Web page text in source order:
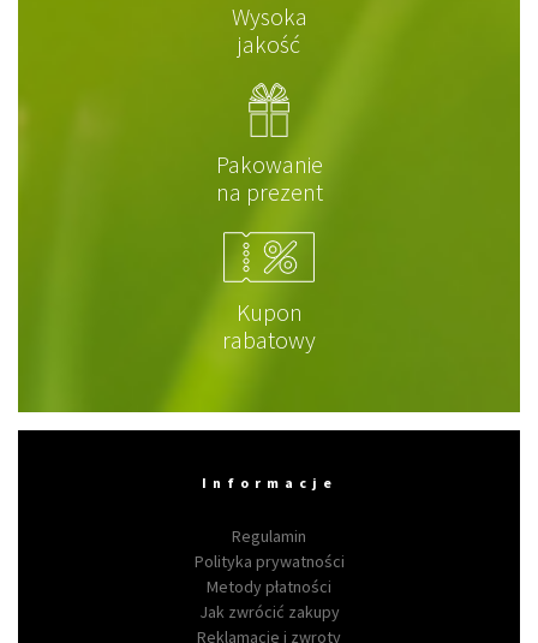
Wysoka
jakość
Pakowanie
na prezent
Kupon
rabatowy
Informacje
Regulamin
Polityka prywatności
Metody płatności
Jak zwrócić zakupy
Reklamacje i zwroty